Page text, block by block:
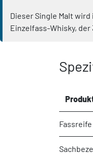
Dieser Single Malt
Einzelfass-Whisky, der
Fassreife